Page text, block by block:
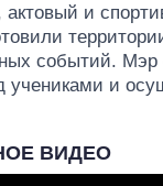
актовый и
событий. Мэр
учениками и
ВИДЕО